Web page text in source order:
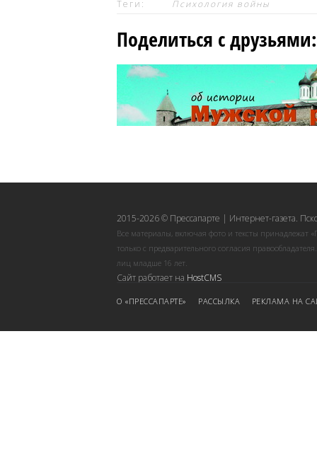
Теги: Психология войны
Поделиться с друзьями:
2015-2026 © Прессапарте | Интернет-газета.
Все материалы, включая фото и тексты принадлежат
только с предварительного согласия
лиц младше 16 лет.
Сайт работает на HostCMS
О «ПРЕССАПАРТЕ» РАССЫЛКА РЕКЛАМА НА